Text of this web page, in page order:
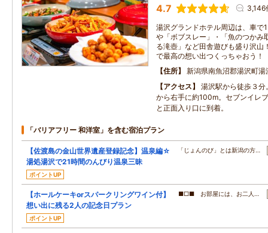
4.7 3,146
湯沢グランドホテル周辺は、車で
や「ボブスレー」・「魚のつかみ
る滝壺」など田舎遊びも盛り沢山
で最高の想い出つくっちゃおう！
住所
新潟県南魚沼郡湯沢町
アクセス
湯沢駅から徒歩３
から右手に約100m。セブンイレ
と正面入り口に到着。
「バリアフリー 和洋室」を含む宿泊プラン
【佐渡島の金山世界遺産登録記念】温泉編☆
湯処湯沢で21時間のんびり温泉三昧
ポイントUP
「じょんのび」とは新潟の方…
【ホールケーキorスパークリングワイン付】
想い出に残る2人の記念日プラン
ポイントUP
■□■ お部屋には、お二人…